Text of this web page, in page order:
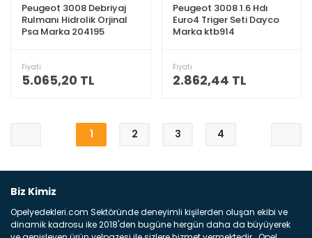
Peugeot 3008 Debriyaj
Rulmanı Hidrolik Orjinal
Psa Marka 204195
Fiyatı
5.065,20 TL
Peugeot 3008 1.6 Hdı
Euro4 Triger Seti Dayco
Marka ktb914
Fiyatı
2.862,44 TL
1 2 3 4
Biz Kimiz
Opelyedekleri.com Sektöründe deneyimli kişilerden oluşan ekibi ve
dinamik kadrosu ike 2018'den bugüne hergün daha da büyüyerek